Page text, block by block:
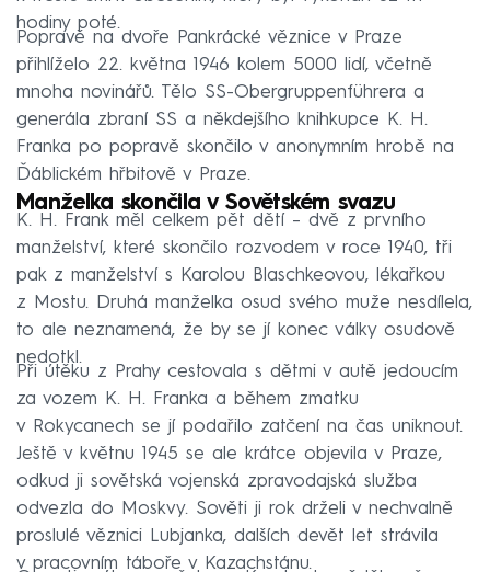
hodiny poté.
Popravě na dvoře Pankrácké věznice v Praze
přihlíželo 22. května 1946 kolem 5000 lidí, včetně
mnoha novinářů. Tělo SS-Obergruppenführera a
generála zbraní SS a někdejšího knihkupce K. H.
Franka po popravě skončilo v anonymním hrobě na
Ďáblickém hřbitově v Praze.
Manželka skončila v Sovětském svazu
K. H. Frank měl celkem pět dětí – dvě z prvního
manželství, které skončilo rozvodem v roce 1940, tři
pak z manželství s Karolou Blaschkeovou, lékařkou
z Mostu. Druhá manželka osud svého muže nesdílela,
to ale neznamená, že by se jí konec války osudově
nedotkl.
Při útěku z Prahy cestovala s dětmi v autě jedoucím
za vozem K. H. Franka a během zmatku
v Rokycanech se jí podařilo zatčení na čas uniknout.
Ještě v květnu 1945 se ale krátce objevila v Praze,
odkud ji sovětská vojenská zpravodajská služba
odvezla do Moskvy. Sověti ji rok drželi v nechvalně
proslulé věznici Lubjanka, dalších devět let strávila
v pracovním táboře v Kazachstánu.